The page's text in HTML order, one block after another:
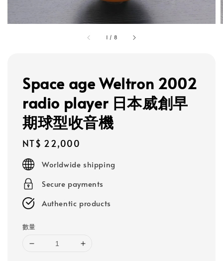
1 / 8
Space age Weltron 2002
radio player 日本威創早
期球型收音機
Regular
price
NT$ 22,000
Worldwide shipping
Secure payments
Authentic products
數量